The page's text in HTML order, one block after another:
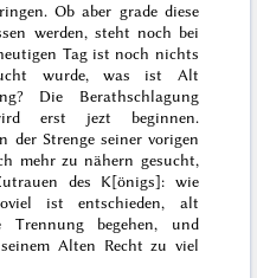
Ob aber grade diese
werden, steht noch bei
Tag ist noch nichts
wurde, was ist Alt
Die Berathschlagung
erst jezt beginnen.
der Strenge seiner vorigen
mehr zu nähern gesucht,
des K[önigs]: wie
ist entschieden, alt
begehen, und
Alten Recht zu viel